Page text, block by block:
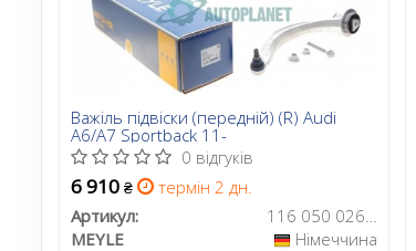
Важіль підвіски (передній) (R) Audi
A6/A7 Sportback 11-
0 відгуків
6 910 ₴
термін 2 дн.
Артикул:
116 050 0264/HD
MEYLE
Німеччина